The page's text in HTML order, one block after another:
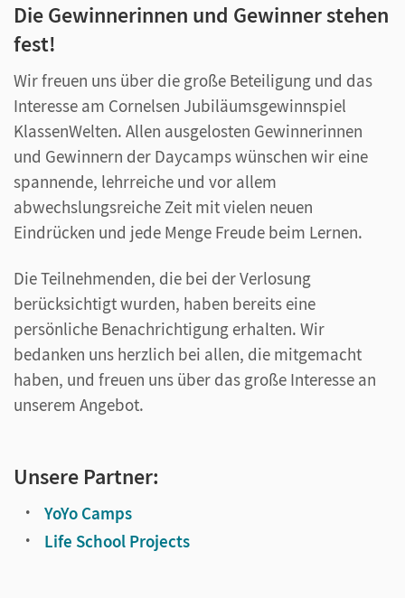
Die Gewinnerinnen und Gewinner stehen
fest!
Wir freuen uns über die große Beteiligung und das
Interesse am Cornelsen Jubiläumsgewinnspiel
KlassenWelten. Allen ausgelosten Gewinnerinnen
und Gewinnern der Daycamps wünschen wir eine
spannende, lehrreiche und vor allem
abwechslungsreiche Zeit mit vielen neuen
Eindrücken und jede Menge Freude beim Lernen.
Die Teilnehmenden, die bei der Verlosung
berücksichtigt wurden, haben bereits eine
persönliche Benachrichtigung erhalten. Wir
bedanken uns herzlich bei allen, die mitgemacht
haben, und freuen uns über das große Interesse an
unserem Angebot.
Unsere Partner:
YoYo Camps
Life School Projects